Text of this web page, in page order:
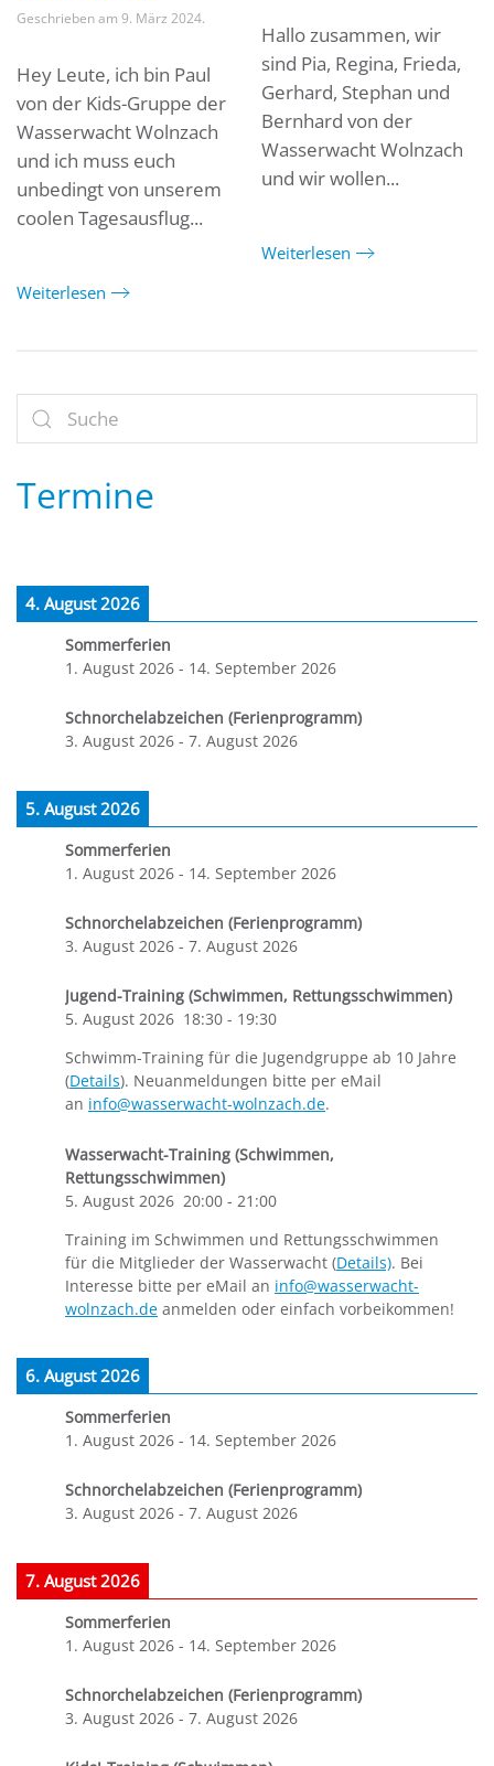
Geschrieben am 9. März 2024.
Hey Leute, ich bin Paul
von der Kids-Gruppe der
Wasserwacht Wolnzach
und ich muss euch
unbedingt von unserem
coolen Tagesausflug...
Weiterlesen
Hallo zusammen, wir
sind Pia, Regina, Frieda,
Gerhard, Stephan und
Bernhard von der
Wasserwacht Wolnzach
und wir wollen...
Weiterlesen
Termine
4. August 2026
Sommerferien
1. August 2026 - 14. September 2026
Schnorchelabzeichen (Ferienprogramm)
3. August 2026 - 7. August 2026
5. August 2026
Sommerferien
1. August 2026 - 14. September 2026
Schnorchelabzeichen (Ferienprogramm)
3. August 2026 - 7. August 2026
Jugend-Training (Schwimmen, Rettungsschwimmen)
5. August 2026 18:30 - 19:30
Schwimm-Training für die Jugendgruppe ab 10 Jahre
(Details). Neuanmeldungen bitte per eMail
an info@wasserwacht-wolnzach.de.
Wasserwacht-Training (Schwimmen,
Rettungsschwimmen)
5. August 2026 20:00 - 21:00
Training im Schwimmen und Rettungsschwimmen
für die Mitglieder der Wasserwacht (Details). Bei
Interesse bitte per eMail an info@wasserwacht-
wolnzach.de anmelden oder einfach vorbeikommen!
6. August 2026
Sommerferien
1. August 2026 - 14. September 2026
Schnorchelabzeichen (Ferienprogramm)
3. August 2026 - 7. August 2026
7. August 2026
Sommerferien
1. August 2026 - 14. September 2026
Schnorchelabzeichen (Ferienprogramm)
3. August 2026 - 7. August 2026